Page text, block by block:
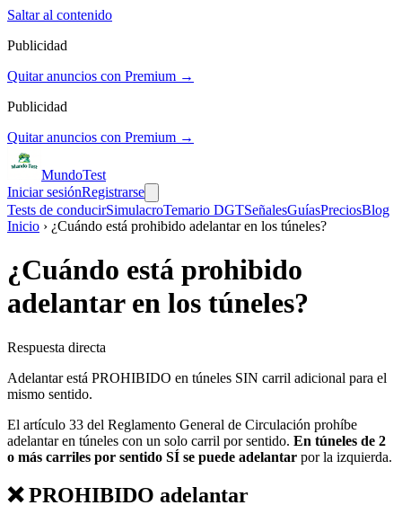
Saltar al contenido
Publicidad
Quitar anuncios con Premium →
Publicidad
Quitar anuncios con Premium →
MundoTest
Iniciar sesiónRegistrarse
Tests de conducirSimulacroTemario DGTSeñalesGuíasPreciosBlog
Inicio › ¿Cuándo está prohibido adelantar en los túneles?
¿Cuándo está prohibido
adelantar en los túneles?
Respuesta directa
Adelantar está PROHIBIDO en túneles SIN carril adicional para el
mismo sentido.
El artículo 33 del Reglamento General de Circulación prohíbe
adelantar en túneles con un solo carril por sentido. En túneles de 2
o más carriles por sentido SÍ se puede adelantar por la izquierda.
❌ PROHIBIDO adelantar